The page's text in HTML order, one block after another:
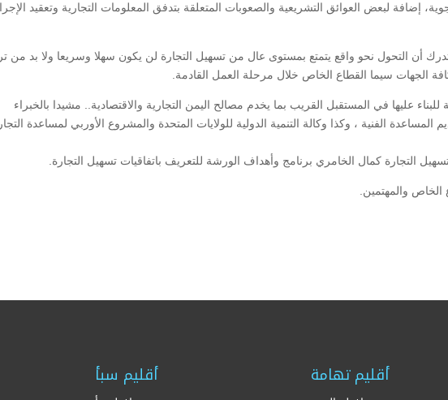
إضافة لبعض العوائق التشريعية والصعوبات المتعلقة بتدفق المعلومات التجارية وتعقيد
أن التحول نحو واقع يتمتع بمستوى عال من تسهيل التجارة لن يكون سهلا وسريعا ولا بد من
الجهات سيما القطاع الخاص خلال مرحلة العمل القادمة.
عليها في المستقبل القريب بما يخدم مصالح اليمن التجارية والاقتصادية.. مشيدا بالخبراء
المساعدة الفنية ، وكذا وكالة التنمية الدولية للولايات المتحدة والمشروع الأوربي لمساعدة
التجارة كمال الخامري برنامج وأهداف الورشة للتعريف باتفاقيات تسهيل التجارة.
الخاص والمهتمين.
أقليم تهامة أقليم سبأ